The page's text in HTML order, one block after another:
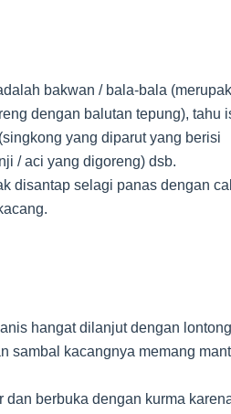
bakwan / bala-bala
dengan balutan tepung), tahu
yang diparut yang berisi
/ aci yang digoreng) dsb.
disantap selagi panas dengan
hangat dilanjut dengan lontong
sambal kacangnya memang
berbuka dengan kurma